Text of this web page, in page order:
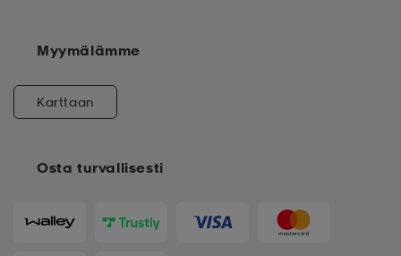
Osta turvallisesti
Myymälämme
Karttaan